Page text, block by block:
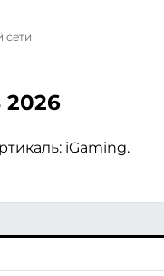
сети
2026
iGaming.